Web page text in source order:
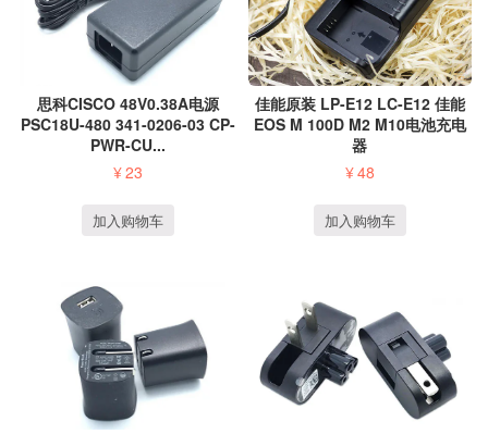
思科CISCO 48V0.38A电源
PSC18U-480 341-0206-03 CP-
PWR-CU...
¥23
加入购物车
佳能原装 LP-E12 LC-E12 佳能
EOS M 100D M2 M10电池充电
器
¥48
加入购物车